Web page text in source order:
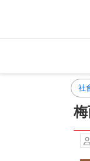
社